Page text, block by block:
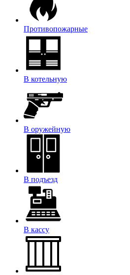
Противопожарные
В котельную
В оружейную
В подъезд
В кассу